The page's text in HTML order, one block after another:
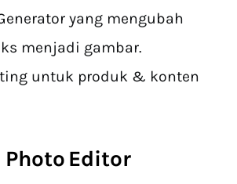
yang mengubah
menjadi gambar.
untuk produk & konten
Photo Editor